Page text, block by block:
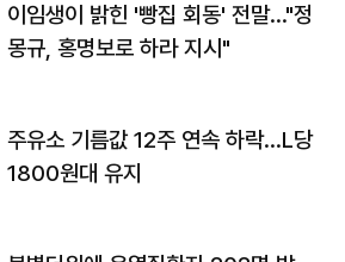
이임생이 밝힌 '빵집 회동' 전말…"정
몽규, 홍명보로 하라 지시"
주유소 기름값 12주 연속 하락…L당
1800원대 유지